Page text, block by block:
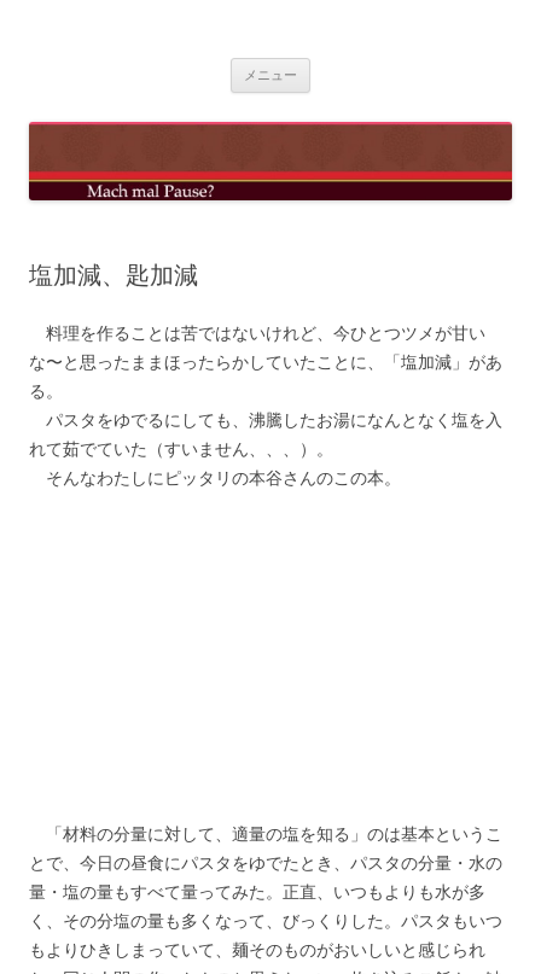
キ
メニュー
塩加減、匙加減
料理を作ることは苦ではないけれど、今ひとつツメが甘い
な〜と思ったままほったらかしていたことに、「塩加減」があ
る。
パスタをゆでるにしても、沸騰したお湯になんとなく塩を入
れて茹でていた（すいません、、、）。
そんなわたしにピッタリの本谷さんのこの本。
「材料の分量に対して、適量の塩を知る」のは基本というこ
とで、今日の昼食にパスタをゆでたとき、パスタの分量・水の
量・塩の量もすべて量ってみた。正直、いつもよりも水が多
く、その分塩の量も多くなって、びっくりした。パスタもいつ
もよりひきしまっていて、麺そのものがおいしいと感じられ